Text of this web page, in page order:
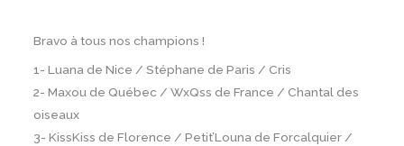
Bravo à tous nos champions !
1- Luana de Nice / Stéphane de Paris / Cris
2- Maxou de Québec / WxQss de France / Chantal des
oiseaux
3- KissKiss de Florence / Petit’Louna de Forcalquier /